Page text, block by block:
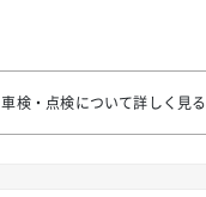
車検・点検について詳しく見る